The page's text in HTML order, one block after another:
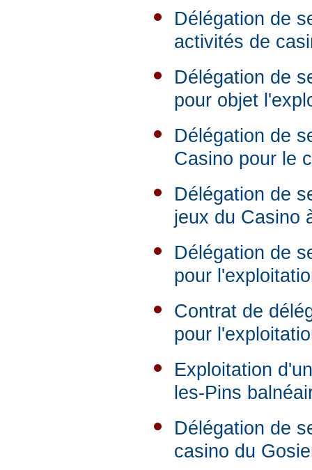
Délégation de
activités de
Délégation de
pour objet
Délégation de
Casino pour le
Délégation de
jeux du Casino
Délégation de
pour
Contrat de
pour
Exploitation
les-Pins
Délégation de
casino du